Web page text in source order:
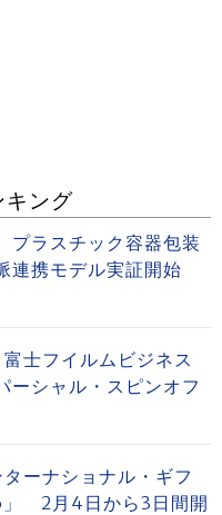
キング
ラスチック容器包装
連携モデル実証開始
士フイルムビジネス
ーシャル・スピンオフ
ターナショナル・ギフ
」 2月4日から3日間開